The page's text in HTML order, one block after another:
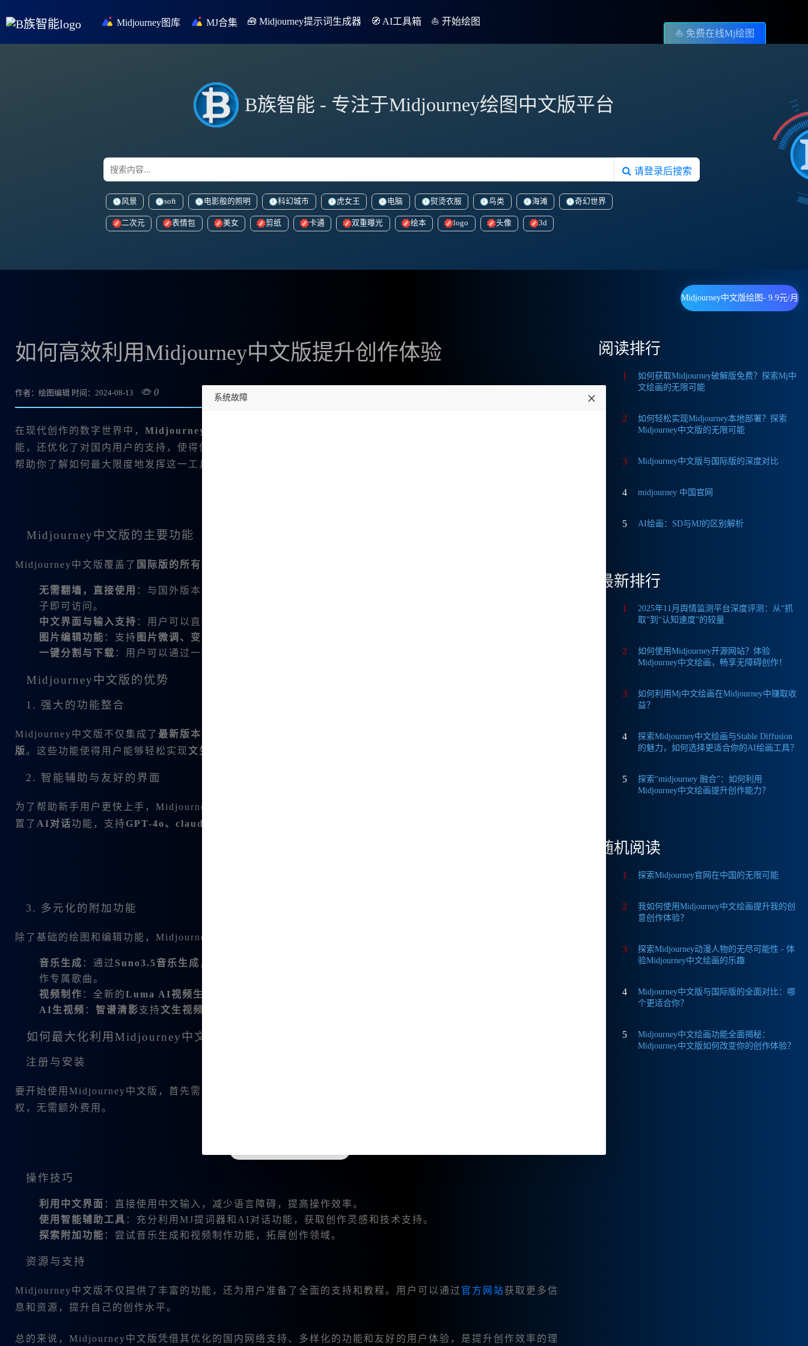
Midjourney图库 MJ合集 🧰 Midjourney提示词生成器 🧭 AI工具箱
⛵️ 开始绘图
⛵️ 免费在线Mj绘图
B族智能 - 专注于Midjourney绘图中文版平台
请登录后搜索
风景 soft 电影般的照明 科幻城市 虎女王 电脑 熨烫衣服 鸟类 海滩 奇幻世界
二次元 表情包 美女 剪纸 卡通 双重曝光 绘本 logo 头像 3d
Midjourney中文版绘图- 9.9元/月
如何高效利用Midjourney中文版提升创作体验
作者：绘图编辑 时间：2024-08-13 0
在现代创作的数字世界中， Midjourney中文版
能，还优化了对国内用户的支持，使得使用体验更加顺畅。本文将详细介绍Midjourney中文版的功能及其优势，并
帮助你了解如何最大限度地发挥这一工具的潜力。
Midjourney中文版的主要功能
Midjourney中文版覆盖了 国际版的所有功能
无需翻墙，直接使用 ：与国外版本不同，Midjourney中文版特别优化了国内网络环境，用户无需使用VPN或梯
子即可访问。
中文界面与输入支持 ：用户可以直接用中文进行输入，这对于习惯中文操作的用户来说极为方便。
图片编辑功能 ：支持 图片微调、变幻、平移、扩图、局部重绘
一键分割与下载 ：用户可以通过一键操作生成四张Midjourney四宫格图片，并快速下载保存。
Midjourney中文版的优势
1. 强大的功能整合
Midjourney中文版不仅集成了 最新版本的Midjourney V6.1、niji6
版。这些功能使得用户能够轻松实现文生图、图生图、图片混图融合
2. 智能辅助与友好的界面
为了帮助新手用户更快上手，Midjourney中文版配备了
置了 AI对话功能，支持GPT-4o、claude3.5
3. 多元化的附加功能
除了基础的绘图和编辑功能，Midjourney中文版还提供了
音乐生成 ：通过 Suno3.5音乐生成 ，用户可以生成多种风格的音乐，支持自动生成歌词，甚至为特别的场合创
作专属歌曲。
视频制作 ：全新的Luma AI视频生成
AI生视频 ： 智谱清影支持文生视频、图生视频
如何最大化利用Midjourney中文版
注册与安装
要开始使用Midjourney中文版，首先需要
权，无需额外费用。
操作技巧
利用中文界面 ：直接使用中文输入，减少语言障碍，提高操作效率。
使用智能辅助工具 ：充分利用MJ提词器和AI对话功能，获取创作灵感和技术支持。
探索附加功能 ：尝试音乐生成和视频制作功能，拓展创作领域。
资源与支持
Midjourney中文版不仅提供了丰富的功能，还为用户准备了全面的支持和教程。用户可以通过 官方网站获取更多信
息和资源，提升自己的创作水平。
总的来说，Midjourney中文版凭借其优化的国内网络支持、多样化的功能和友好的用户体验，是提升创作效率的理
阅读排行
1
如何获取Midjourney破解版免费？探索Mj中
文绘画的无限可能
2
如何轻松实现Midjourney本地部署？探索
Midjourney中文版的无限可能
3 Midjourney中文版与国际版的深度对比
4 midjourney 中国官网
5 AI绘画：SD与MJ的区别解析
最新排行
1
2025年11月舆情监测平台深度评测：从“抓
取”到“认知速度”的较量
2
如何使用Midjourney开源网站？体验
Midjourney中文绘画，畅享无障碍创作！
3
如何利用Mj中文绘画在Midjourney中赚取收
益？
4
探索Midjourney中文绘画与Stable Diffusion
的魅力，如何选择更适合你的AI绘画工具？
5
探索“midjourney 融合”：如何利用
Midjourney中文绘画提升创作能力？
随机阅读
1 探索Midjourney官网在中国的无限可能
2
我如何使用Midjourney中文绘画提升我的创
意创作体验？
3
探索Midjourney动漫人物的无尽可能性 - 体
验Midjourney中文绘画的乐趣
4
Midjourney中文版与国际版的全面对比：哪
个更适合你？
5
Midjourney中文绘画功能全面揭秘：
Midjourney中文版如何改变你的创作体验？
系统故障